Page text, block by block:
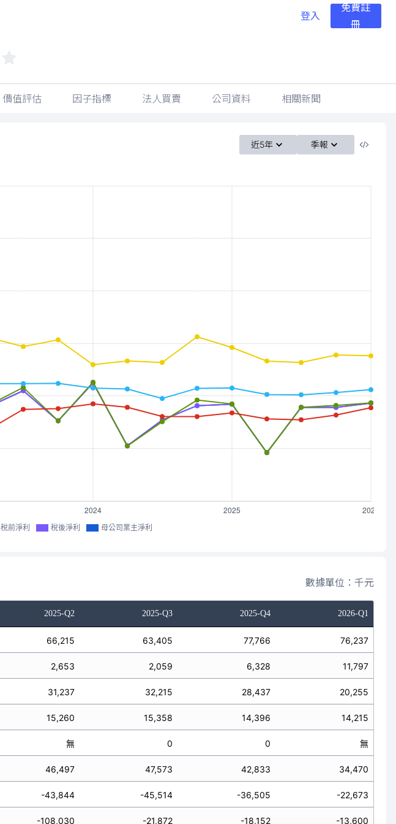
登入
免費註
冊
價值評估 因子指標 法人買賣 公司資料 相關新聞
近5年 季報
稅前淨利 稅後淨利 母公司業主淨利
數據單位：千元
2025-Q2 2025-Q3 2025-Q4 2026-Q1
66,215 63,405 77,766 76,237
2,653 2,059 6,328 11,797
31,237 32,215 28,437 20,255
15,260 15,358 14,396 14,215
無 0 0 無
46,497 47,573 42,833 34,470
-43,844 -45,514 -36,505 -22,673
-108,030 -21,872 -18,152 -13,600